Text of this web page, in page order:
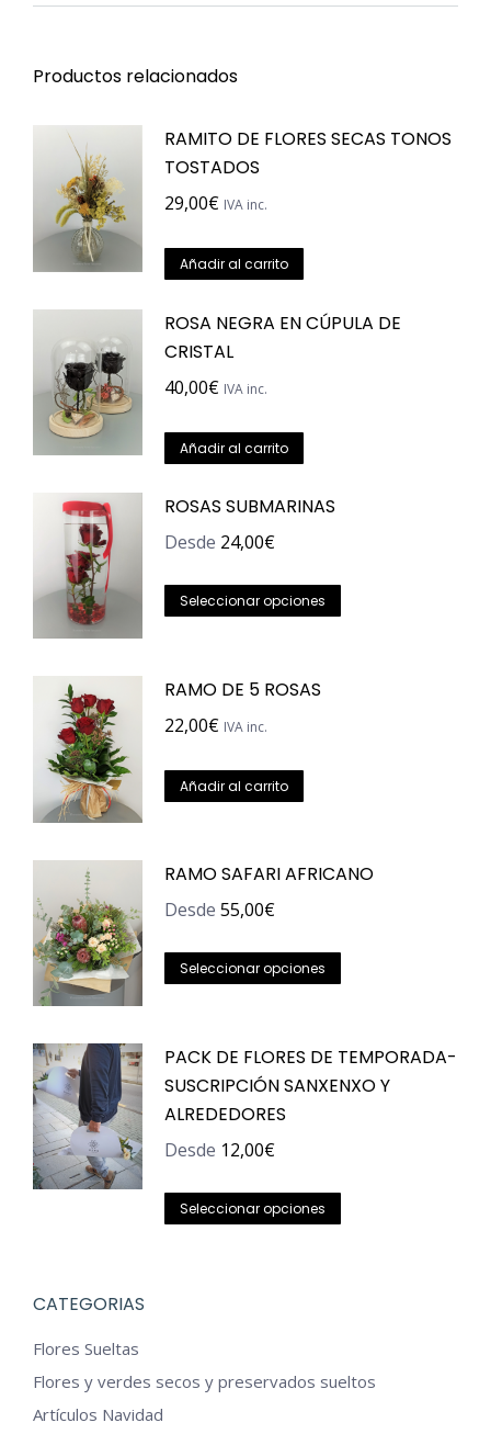
en
producto
Productos relacionados
RAMITO DE FLORES SECAS TONOS
TOSTADOS
29,00€ IVA inc.
Añadir al carrito
ROSA NEGRA EN CÚPULA DE
CRISTAL
40,00€ IVA inc.
Añadir al carrito
ROSAS SUBMARINAS
Desde 24,00€
Seleccionar opciones
elegir
RAMO DE 5 ROSAS
22,00€ IVA inc.
Añadir al carrito
RAMO SAFARI AFRICANO
Desde 55,00€
Seleccionar opciones
múltiples
variantes.
producto
PACK DE FLORES DE TEMPORADA-
SUSCRIPCIÓN SANXENXO Y
ALREDEDORES
Desde 12,00€
Seleccionar opciones
opciones
CATEGORIAS
Flores Sueltas
Flores y verdes secos y preservados sueltos
Artículos Navidad